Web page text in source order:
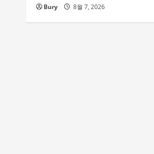
Bury 8월 7, 2026